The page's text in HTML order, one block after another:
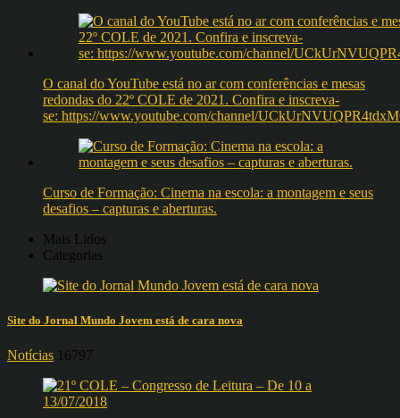
O canal do YouTube está no ar com conferências e mesas
redondas do 22º COLE de 2021. Confira e inscreva-
se: https://www.youtube.com/channel/
Curso de Formação: Cinema na escola: a montagem e seus
desafios – capturas e aberturas.
Mais Lidos
Categorias
Site do Jornal Mundo Jovem está de cara nova
Notícias 16797